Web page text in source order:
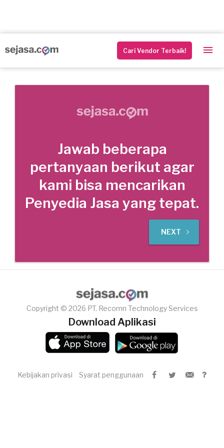
Cari Vendor Terbaik!
Jawab beberapa
pertanyaan berikut agar
kami bisa mencarikan
Penyedia Jasa yang tepat.
NEXT
Copyright © 2026 PT. Recomn Technology Services
Download Aplikasi
Kebijakan privasi Syarat penggunaan